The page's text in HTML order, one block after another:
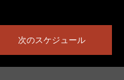
次のスケジュール